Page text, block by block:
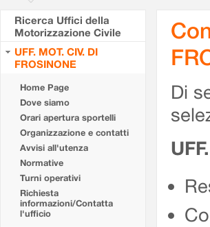
Ricerca Uffici della
Motorizzazione Civile
UFF. MOT. CIV. DI
FROSINONE
Home Page
Dove siamo
Orari apertura sportelli
Organizzazione e contatti
Avvisi all'utenza
Normative
Turni operativi
Richiesta
informazioni/Contatta
l'ufficio
Di